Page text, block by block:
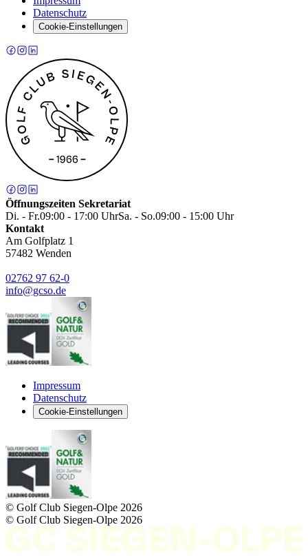
Datenschutz
Cookie-Einstellungen
Öffnungszeiten Sekretariat
Di. - Fr.09:00 - 17:00 UhrSa. - So.09:00 - 15:00 Uhr
Kontakt
Am Golfplatz 1
57482 Wenden
02762 97 62-0
info@gcso.de
Impressum
Datenschutz
Cookie-Einstellungen
© Golf Club Siegen-Olpe 2026
© Golf Club Siegen-Olpe 2026